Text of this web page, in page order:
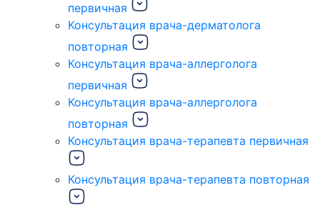
первичная
Консультация врача-дерматолога
повторная
Консультация врача-аллерголога
первичная
Консультация врача-аллерголога
повторная
Консультация врача-терапевта первичная
Консультация врача-терапевта повторная